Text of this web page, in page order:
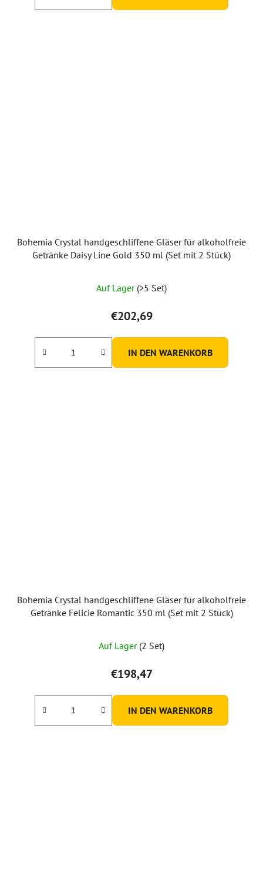
Bohemia Crystal handgeschliffene Gläser für alkoholfreie
Getränke Daisy Line Gold 350 ml (Set mit 2 Stück)
Auf Lager (>5 Set)
€202,69
IN DEN WARENKORB
Bohemia Crystal handgeschliffene Gläser für alkoholfreie
Getränke Felicie Romantic 350 ml (Set mit 2 Stück)
Auf Lager (2 Set)
€198,47
IN DEN WARENKORB